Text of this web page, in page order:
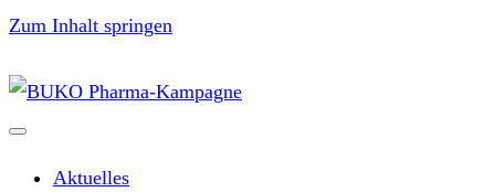
Zum Inhalt springen
Aktuelles